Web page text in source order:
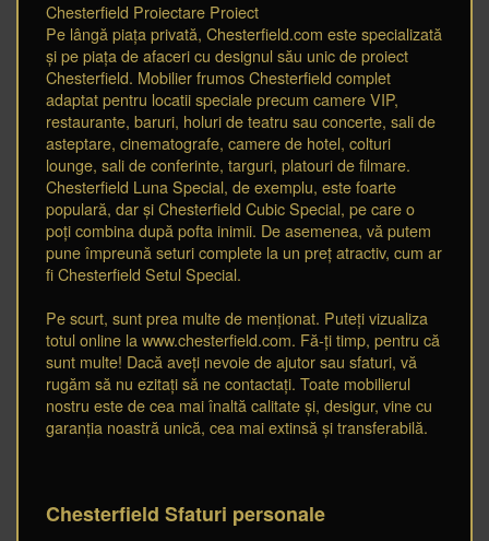
Chesterfield Proiectare Proiect
Pe lângă piața privată, Chesterfield.com este specializată
și pe piața de afaceri cu designul său unic de proiect
Chesterfield. Mobilier frumos Chesterfield complet
adaptat pentru locatii speciale precum camere VIP,
restaurante, baruri, holuri de teatru sau concerte, sali de
asteptare, cinematografe, camere de hotel, colturi
lounge, sali de conferinte, targuri, platouri de filmare.
Chesterfield Luna Special, de exemplu, este foarte
populară, dar și Chesterfield Cubic Special, pe care o
poți combina după pofta inimii. De asemenea, vă putem
pune împreună seturi complete la un preț atractiv, cum ar
fi Chesterfield Setul Special.
Pe scurt, sunt prea multe de menționat. Puteți vizualiza
totul online la www.chesterfield.com. Fă-ți timp, pentru că
sunt multe! Dacă aveți nevoie de ajutor sau sfaturi, vă
rugăm să nu ezitați să ne contactați. Toate mobilierul
nostru este de cea mai înaltă calitate și, desigur, vine cu
garanția noastră unică, cea mai extinsă și transferabilă.
Chesterfield Sfaturi personale